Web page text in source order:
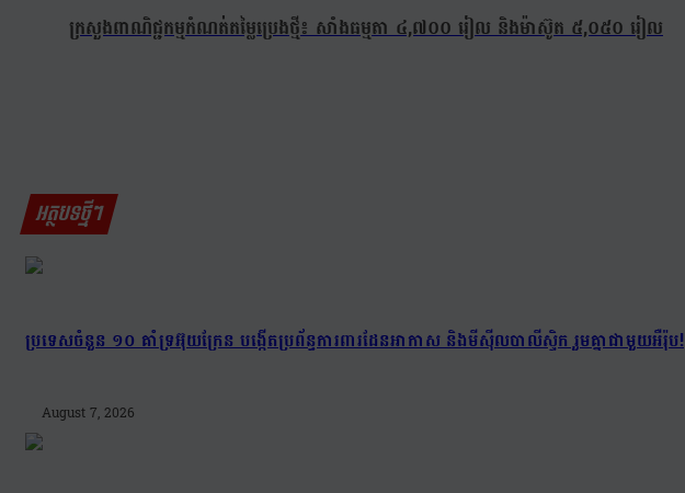
ក្រសួងពាណិជ្ជកម្មកំណត់តម្លៃប្រេងថ្មី៖ សាំងធម្មតា ៤,៧០០ រៀល និងម៉ាស៊ូត ៥,០៥០ រៀល
អត្ថបទថ្មីៗ
ប្រទេសចំនួន ១០ គាំទ្រអ៊ុយក្រែន បង្កើតប្រព័ន្ធការពារដែនអាកាស និងមីស៊ីលបាលីស្ទិក រួមគ្នាជាមួយអឺរ៉ុប!
August 7, 2026